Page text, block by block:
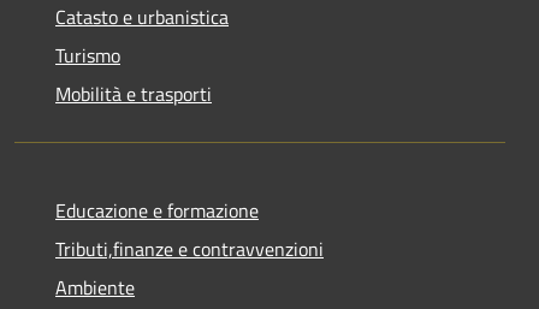
Catasto e urbanistica
Turismo
Mobilità e trasporti
Educazione e formazione
Tributi,finanze e contravvenzioni
Ambiente